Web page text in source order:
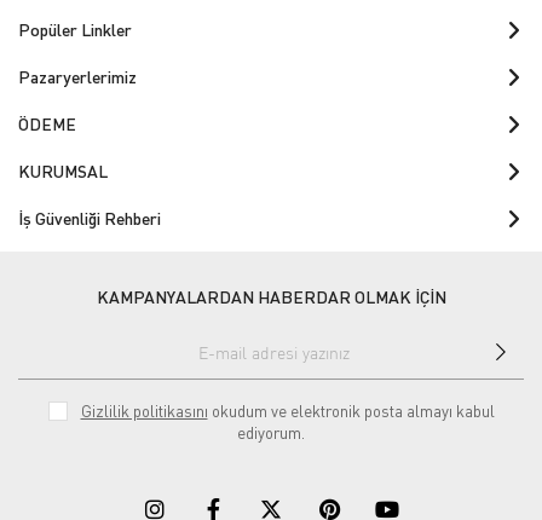
Popüler Linkler
Pazaryerlerimiz
ÖDEME
KURUMSAL
İş Güvenliği Rehberi
KAMPANYALARDAN HABERDAR OLMAK İÇİN
Gizlilik politikasını okudum ve elektronik posta almayı kabul
ediyorum.